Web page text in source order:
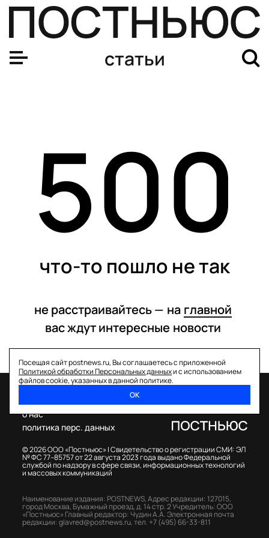
статьи
500
что-то пошло не так
не расстраивайтесь — на главной
вас ждут интересные новости
Посещая сайт postnews.ru, Вы соглашаетесь с приложенной
Политикой обработки Персональных данныхи с использованием
файлов cookie, указанных в данной политике.
ОК
© 2026 ООО «Постньюс» |Свидетельство о регистрации СМИ: ЭЛ
№ ФС 77–85757 от 22 августа 2023 года выдано Федеральной
службой по надзору в сфере связи, информационных технологий
и массовых коммуникаций
о нас
политика перс. данных
Наименование издания: POSTNEWS,Адрес редакции: 127015,
город Москва, Бумажный проезд, д. 14 стр. 2Учредитель: ООО
«Постньюс» Главный редактор: Чудин А.А.Электронная почта
редакции:glavred@postnews.ru,тел. +7 (495) 66-33-811